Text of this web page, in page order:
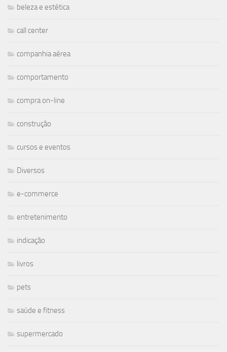
beleza e estética
call center
companhia aérea
comportamento
compra on-line
construção
cursos e eventos
Diversos
e-commerce
entretenimento
indicação
livros
pets
saúde e fitness
supermercado